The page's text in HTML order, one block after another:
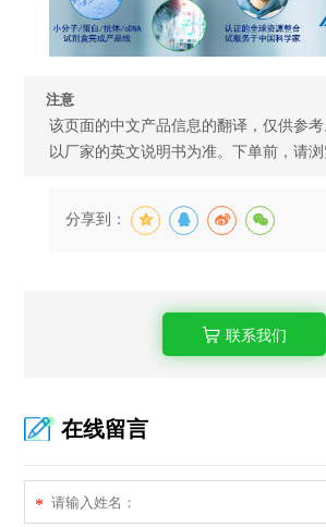
注意
该页面的中文产品信息的翻译，仅供参
以厂家的英文说明书为准。下单前，请浏
分享到：
联系我们
在线留言
*